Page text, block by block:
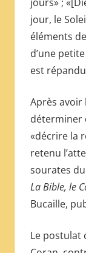
jour, le
éléments
d’une
est
Après avoir
déterminer
«décrire la
retenu
sourates
La Bible, le
Bucaille,
Le postulat